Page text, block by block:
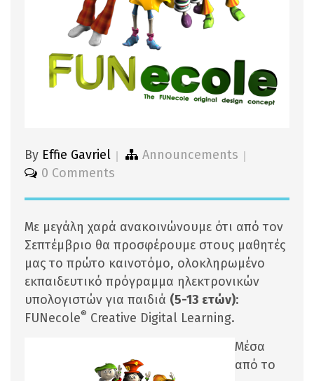
By Effie Gavriel
Announcements
0 Comments
Με μεγάλη χαρά ανακοινώνουμε ότι από τον
Σεπτέμβριο θα προσφέρουμε στους μαθητές
μας το πρώτο καινοτόμο, ολοκληρωμένο
εκπαιδευτικό πρόγραμμα ηλεκτρονικών
υπολογιστών για παιδιά (5-13 ετών):
FUNecole® Creative Digital Learning.
Μέσα
από το